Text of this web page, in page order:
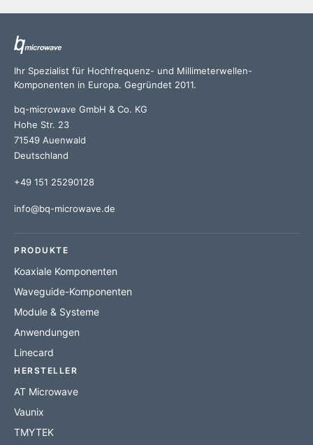
Ihr Spezialist für Hochfrequenz- und Millimeterwellen-
Komponenten in Europa. Gegründet 2011.
bq-microwave GmbH & Co. KG
Hohe Str. 23
71549 Auenwald
Deutschland
+49 151 25290128
info@bq-microwave.de
PRODUKTE
Koaxiale Komponenten
Waveguide-Komponenten
Module & Systeme
Anwendungen
Linecard
HERSTELLER
AT Microwave
Vaunix
TMYTEK